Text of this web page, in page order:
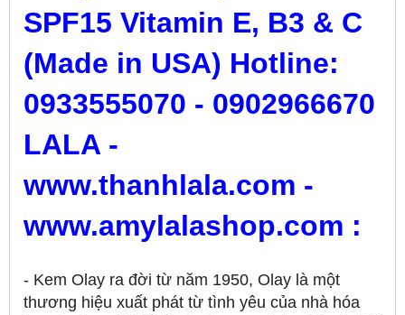
SPF15 Vitamin E, B3 & C
(Made in USA) Hotline:
0933555070 - 0902966670
LALA -
www.thanhlala.com -
www.amylalashop.com :
- Kem Olay ra đời từ năm 1950, Olay là một
thương hiệu xuất phát từ tình yêu của nhà hóa